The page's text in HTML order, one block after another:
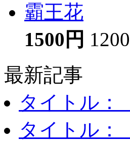
霸王花
1500円
最新記事
タイトル：
タイトル：